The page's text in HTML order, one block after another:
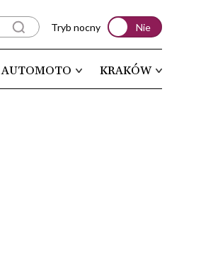
Tryb nocny Nie
AUTOMOTO KRAKÓW